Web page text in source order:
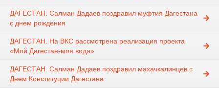
ДАГЕСТАН. Салман Дадаев поздравил муфтия Дагестана
с днем рождения
ДАГЕСТАН. На ВКС рассмотрена реализация проекта
«Мой Дагестан-моя вода»
ДАГЕСТАН. Салман Дадаев поздравил махачкалинцев с
Днем Конституции Дагестана